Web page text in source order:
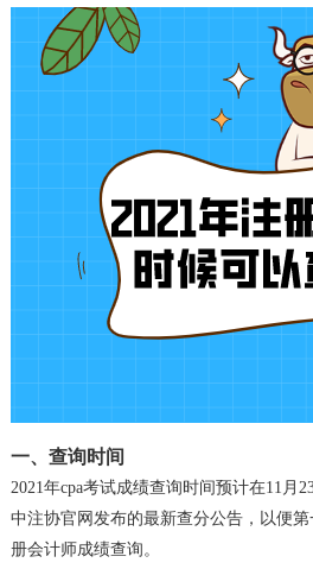
一、查询时间
2021年cpa考试成绩查询时间预计在11月
中注协官网发布的最新查分公告，以便
册会计师成绩查询。